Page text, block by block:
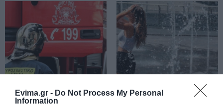
Evima.gr - Do Not Process My Personal
Information
06.08.2026 | 16:00
Νέα εποχή για την Εύβοια:
Μονοπάτια μέσα σε μαγευτικό
δάσος
06.08.2026 | 15:45
πληρώνονται έως και αύριο
06.08.2026 | 15:30
44χρονος για τη φωτιά
στη Κεφαλονιά
Έρχεται ισχυρό κύμα
ζέστης: Πότε η